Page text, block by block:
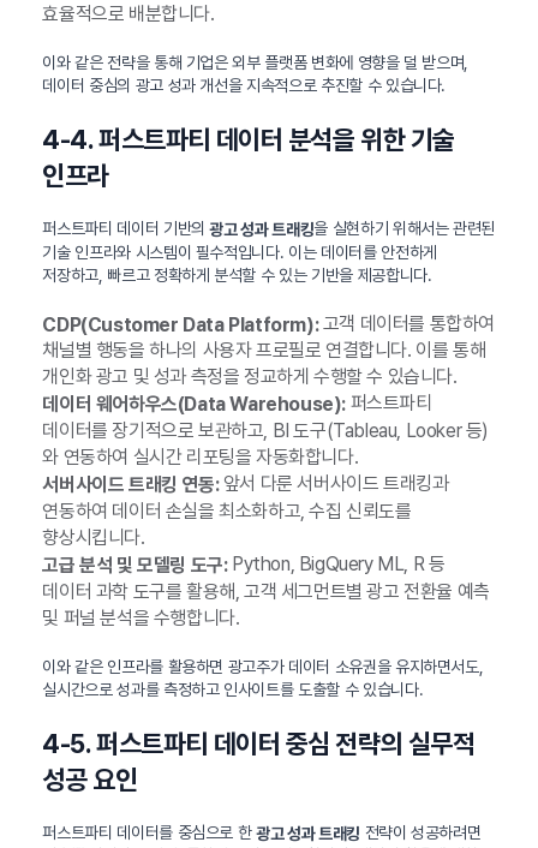
효율적으로 배분합니다.
이와 같은 전략을 통해 기업은 외부 플랫폼 변화에 영향을 덜 받으며,
데이터 중심의 광고 성과 개선을 지속적으로 추진할 수 있습니다.
4-4. 퍼스트파티 데이터 분석을 위한 기술
인프라
퍼스트파티 데이터 기반의광고 성과 트래킹을 실현하기 위해서는 관련된
기술 인프라와 시스템이 필수적입니다. 이는 데이터를 안전하게
저장하고, 빠르고 정확하게 분석할 수 있는 기반을 제공합니다.
CDP(Customer Data Platform):고객 데이터를 통합하여
채널별 행동을 하나의 사용자 프로필로 연결합니다. 이를 통해
개인화 광고 및 성과 측정을 정교하게 수행할 수 있습니다.
데이터 웨어하우스(Data Warehouse):퍼스트파티
데이터를 장기적으로 보관하고, BI 도구(Tableau, Looker 등)
와 연동하여 실시간 리포팅을 자동화합니다.
서버사이드 트래킹 연동:앞서 다룬 서버사이드 트래킹과
연동하여 데이터 손실을 최소화하고, 수집 신뢰도를
향상시킵니다.
고급 분석 및 모델링 도구:Python, BigQuery ML, R 등
데이터 과학 도구를 활용해, 고객 세그먼트별 광고 전환율 예측
및 퍼널 분석을 수행합니다.
이와 같은 인프라를 활용하면 광고주가 데이터 소유권을 유지하면서도,
실시간으로 성과를 측정하고 인사이트를 도출할 수 있습니다.
4-5. 퍼스트파티 데이터 중심 전략의 실무적
성공 요인
퍼스트파티 데이터를 중심으로 한광고 성과 트래킹 전략이 성공하려면